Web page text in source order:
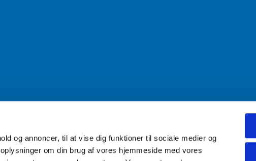
og annoncer, til at vise dig funktioner til sociale medier og
om din brug af vores hjemmeside med vores